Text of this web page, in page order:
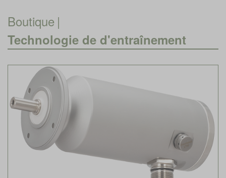
Boutique |
Technologie de d'entraînement